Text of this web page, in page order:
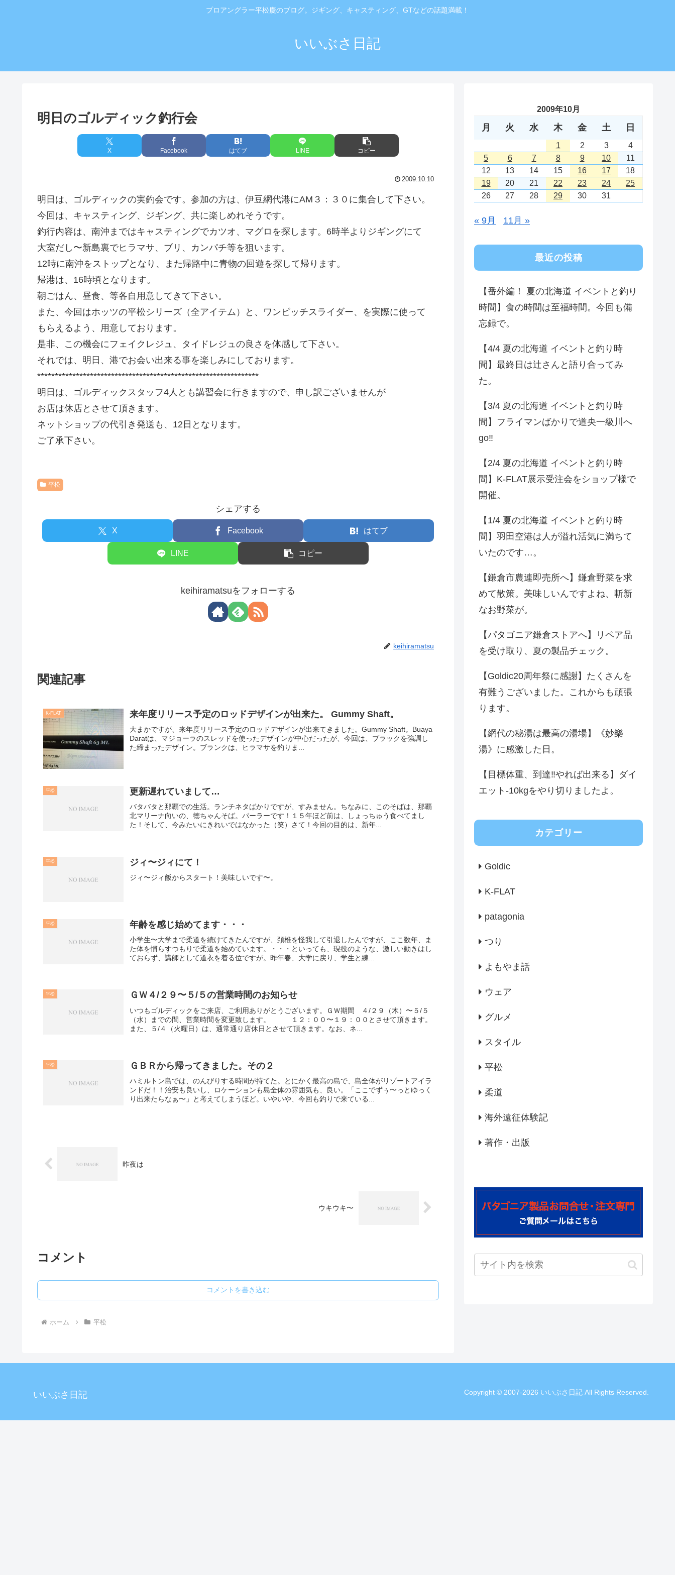
プロアングラー平松慶のブログ。ジギング、キャスティング、GTなどの話題満載！
いいぶさ日記
明日のゴルディック釣行会
X Facebook はてブ LINE コピー
2009.10.10
明日は、ゴルディックの実釣会です。参加の方は、伊豆網代港にAM３：３０に集合して下さい。
今回は、キャスティング、ジギング、共に楽しめれそうです。
釣行内容は、南沖まではキャスティングでカツオ、マグロを探します。6時半よりジギングにて
大室だし〜新島裏でヒラマサ、ブリ、カンパチ等を狙います。
12時に南沖をストップとなり、また帰路中に青物の回遊を探して帰ります。
帰港は、16時頃となります。
朝ごはん、昼食、等各自用意してきて下さい。
また、今回はホッツの平松シリーズ（全アイテム）と、ワンピッチスライダー、を実際に使って
もらえるよう、用意しております。
是非、この機会にフェイクレジュ、タイドレジュの良さを体感して下さい。
それでは、明日、港でお会い出来る事を楽しみにしております。
***************************************************************
明日は、ゴルディックスタッフ4人とも講習会に行きますので、申し訳ございませんが
お店は休店とさせて頂きます。
ネットショップの代引き発送も、12日となります。
ご了承下さい。
平松
シェアする
X Facebook はてブ
LINE コピー
keihiramatsuをフォローする
keihiramatsu
関連記事
K-FLAT 来年度リリース予定のロッドデザインが出来た。 Gummy Shaft。
大まかですが、来年度リリース予定のロッドデザインが出来てきました。Gummy Shaft。Buaya
Daratは、マジョーラのスレッドを使ったデザインが中心だったが、今回は、ブラックを強調し
た締まったデザイン。ブランクは、ヒラマサを釣りま...
平松 更新遅れていまして…
バタバタと那覇での生活。ランチネタばかりですが、すみません。ちなみに、このそばは、那覇
北マリーナ向いの、徳ちゃんそば。パーラーです！１５年ほど前は、しょっちゅう食べてまし
た！そして、今みたいにきれいではなかった（笑）さて！今回の目的は、新年...
平松 ジィ〜ジィにて！
ジィ〜ジィ飯からスタート！美味しいです〜。
平松 年齢を感じ始めてます・・・
小学生〜大学まで柔道を続けてきたんですが、頚椎を怪我して引退したんですが、ここ数年、ま
た体を慣らすつもりで柔道を始めています。・・・といっても、現役のような、激しい動きはし
ておらず、講師として道衣を着る位ですが。昨年春、大学に戻り、学生と練...
平松 ＧＷ４/２９〜５/５の営業時間のお知らせ
いつもゴルディックをご来店、ご利用ありがとうございます。ＧＷ期間 ４/２９（木）〜５/５
（水）までの間、営業時間を変更致します。 １２：００〜１９：００とさせて頂きます。
また、５/４（火曜日）は、通常通り店休日とさせて頂きます。なお、ネ...
平松 ＧＢＲから帰ってきました。その２
ハミルトン島では、のんびりする時間が持てた。とにかく最高の島で、島全体がリゾートアイラ
ンドだ！！治安も良いし、ロケーションも島全体の雰囲気も、良い。「ここでずぅ〜っとゆっく
り出来たらなぁ〜」と考えてしまうほど。いやいや、今回も釣りで来ている...
昨夜は
ウキウキ〜
コメント
コメントを書き込む
ホーム 平松
2009年10月
月 火 水 木 金 土 日
1 2 3
4
5
6 7 8 9 10
11
12
13 14 15 16 17
18
19
20 21 22 23 24
25
26
27 28 29 30 31
« 9月 11月 »
最近の投稿
【番外編！ 夏の北海道 イベントと釣り
時間】食の時間は至福時間。今回も備
忘録で。
【4/4 夏の北海道 イベントと釣り時
間】最終日は辻さんと語り合ってみ
た。
【3/4 夏の北海道 イベントと釣り時
間】フライマンばかりで道央一級川へ
go‼️
【2/4 夏の北海道 イベントと釣り時
間】K-FLAT展示受注会をショップ様で
開催。
【1/4 夏の北海道 イベントと釣り時
間】羽田空港は人が溢れ活気に満ちて
いたのです…。
【鎌倉市農連即売所へ】鎌倉野菜を求
めて散策。美味しいんですよね、斬新
なお野菜が。
【パタゴニア鎌倉ストアへ】リペア品
を受け取り、夏の製品チェック。
【Goldic20周年祭に感謝】たくさんを
有難うございました。これからも頑張
ります。
【網代の秘湯は最高の湯場】《妙樂
湯》に感激した日。
【目標体重、到達‼️やれば出来る】ダイ
エット-10kgをやり切りましたよ。
カテゴリー
Goldic
K-FLAT
patagonia
つり
よもやま話
ウェア
グルメ
スタイル
平松
柔道
海外遠征体験記
著作・出版
いいぶさ日記 Copyright © 2007-2026 いいぶさ日記 All Rights Reserved.